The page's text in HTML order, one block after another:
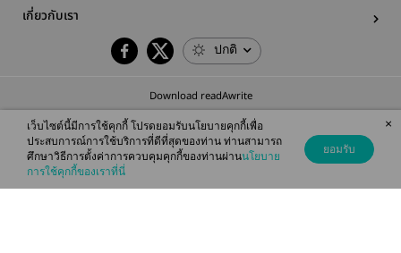
เกี่ยวกับเรา
ปกติ
Download readAwrite
© 2026 readAwrite.com by MEB Corporation Public Company Limited
This site is protected by reCAPTCHA and the Google
เว็บไซต์นี้มีการใช้คุกกี้ โปรดยอมรับนโยบายคุกกี้เพื่อ
ประสบการณ์การใช้บริการที่ดีที่สุดของท่าน ท่านสามารถ
ศึกษาวิธีการตั้งค่าการควบคุมคุกกี้ของท่านผ่านนโยบาย
การใช้คุกกี้ของเราที่นี่
ยอมรับ
×